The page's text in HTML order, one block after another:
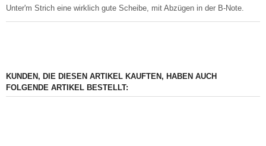
Unter'm Strich eine wirklich gute Scheibe, mit Abzügen in der B-Note.
KUNDEN, DIE DIESEN ARTIKEL KAUFTEN, HABEN AUCH
FOLGENDE ARTIKEL BESTELLT: